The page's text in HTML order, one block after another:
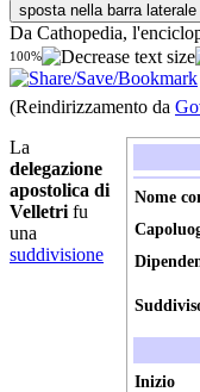
sposta nella barra laterale
Da Cathopedia,
100%
(Reindirizzamento da
Nome
Inizio
La
delegazione
apostolica di
Velletri fu
una
suddivisione